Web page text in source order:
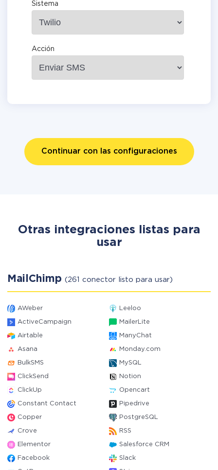
Sistema
Acción
Continuar con las configuraciones
Otras integraciones listas para
usar
MailChimp (261 conector listo para usar)
AWeber Leeloo
ActiveCampaign MailerLite
Airtable ManyChat
Asana Monday.com
BulkSMS MySQL
ClickSend Notion
ClickUp Opencart
Constant Contact Pipedrive
Copper PostgreSQL
Crove RSS
Elementor Salesforce CRM
Facebook Slack